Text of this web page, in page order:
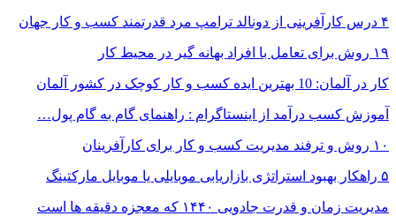
۴ درس کارآفرینی از دونالد ترامپ مرد قدرتمند کسب و کار جهان
۱۹ روش‌ برای تعامل با افراد بهانه گیر در محیط کار
کار در آلمان: 10 بهترین ایده کسب و کار کوچک در کشور آلمان
آموزش کسب درآمد از اینستاگرام : راهنمای گام به گام پول…
۱۰ روش و ترفند مدیریت کسب و کار برای کارآفرینان
۵ راهکار بهبود استراتژی بازاریابی موبایلی یا موبایل مارکتینگ
مدیریت زمان و قدرت جادویی ۱۴۴۰ که معجزه دقیقه ها است